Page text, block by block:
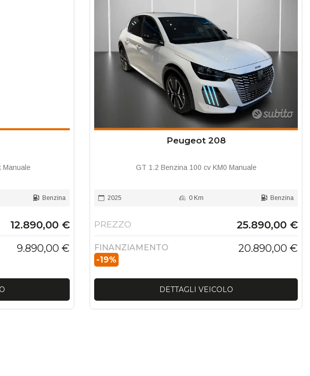
Manuale
Benzina
12.890,00 €
9.890,00 €
Peugeot 208
GT 1.2 Benzina 100 cv KM0 Manuale
2025 0 Km Benzina
PREZZO 25.890,00 €
FINANZIAMENTO
-19%
20.890,00 €
DETTAGLI VEICOLO